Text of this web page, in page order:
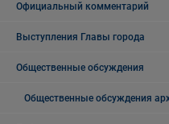
Официальный комментарий
Выступления Главы города
Общественные обсуждения
Общественные обсуждения